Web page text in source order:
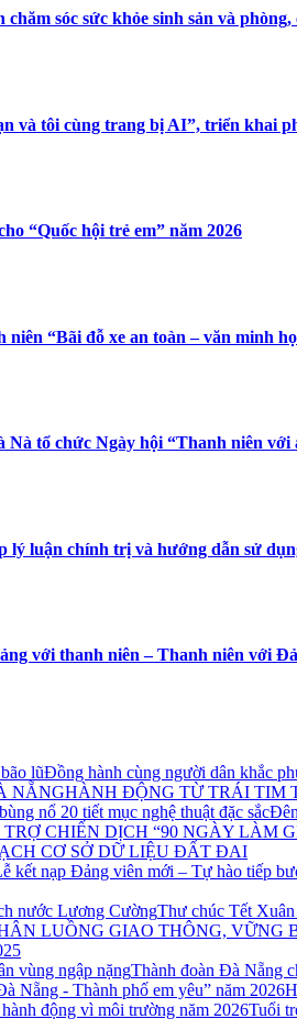
sóc sức khỏe sinh sản và
và tôi cùng trang bị AI”, triển khai
“Quốc hội trẻ em” năm 2026
“Bãi đỗ xe an toàn – văn minh
tổ chức Ngày hội “Thanh niên với
lý luận chính trị và hướng dẫn sử
với thanh niên – Thanh niên với
Đồng hành cùng người dân khắc
HÀNH ĐỘNG TỪ TRÁI TIM
CƠ SỞ DỮ LIỆU ĐẤT ĐAI
Thư chúc Tết
Thành đoàn Đà Nẵng
Tuổi